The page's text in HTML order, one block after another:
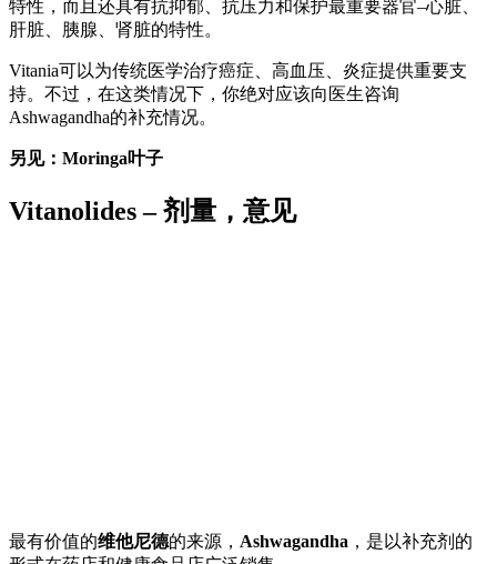
特性，而且还具有抗抑郁、抗压力和保护最重要器官–心脏、
肝脏、胰腺、肾脏的特性。
Vitania可以为传统医学治疗癌症、高血压、炎症提供重要支
持。不过，在这类情况下，你绝对应该向医生咨询
Ashwagandha的补充情况。
另见：Moringa叶子
Vitanolides – 剂量，意见
最有价值的维他尼德的来源， Ashwagandha ，是以补充剂的